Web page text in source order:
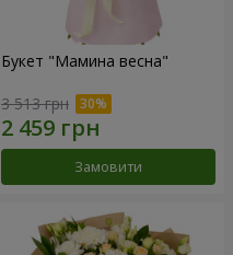
Букет "Мамина весна"
3 513 грн
Замовити